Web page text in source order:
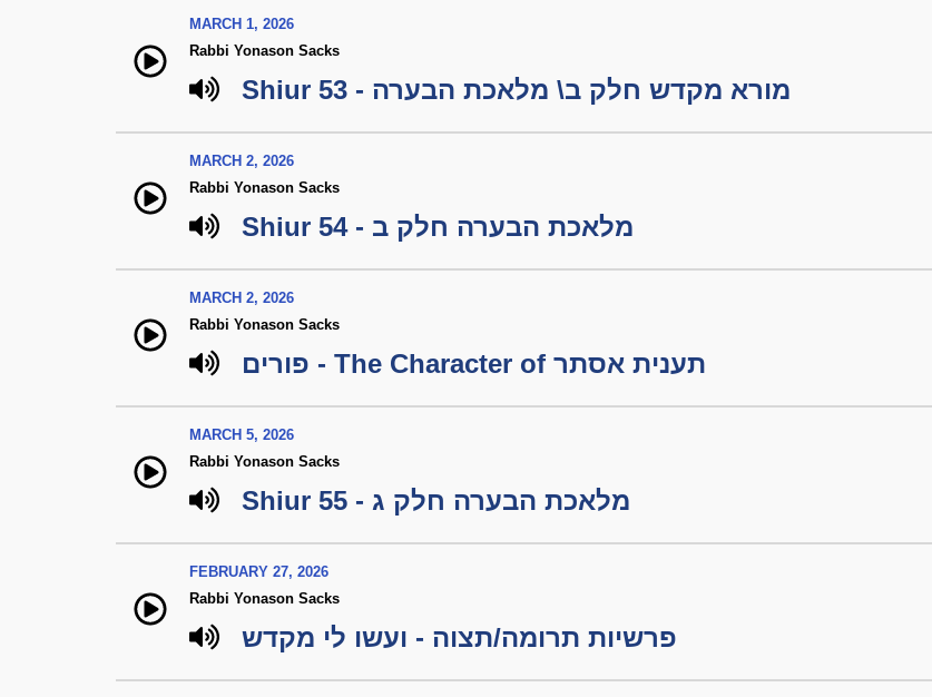
MARCH 1, 2026
Rabbi Yonason Sacks
Shiur 53 - מורא מקדש חלק ב\ מלאכת הבערה
MARCH 2, 2026
Rabbi Yonason Sacks
Shiur 54 - מלאכת הבערה חלק ב
MARCH 2, 2026
Rabbi Yonason Sacks
פורים - The Character of תענית אסתר
MARCH 5, 2026
Rabbi Yonason Sacks
Shiur 55 - מלאכת הבערה חלק ג
FEBRUARY 27, 2026
Rabbi Yonason Sacks
פרשיות תרומה/תצוה - ועשו לי מקדש